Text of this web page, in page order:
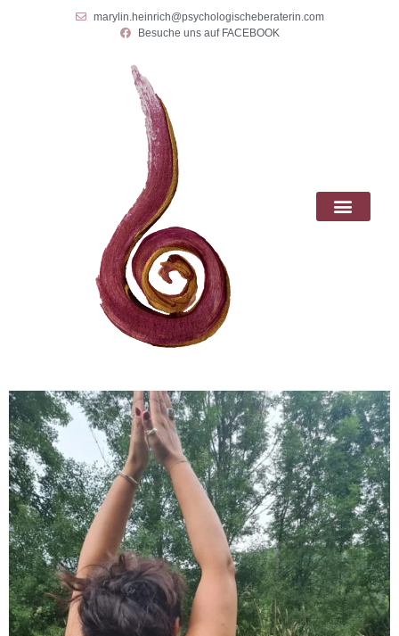
marylin.heinrich@psychologischeberaterin.com
Besuche uns auf FACEBOOK